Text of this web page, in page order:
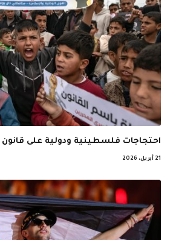
احتجاجات فلسطينية ودولية على قانون
21 أبريل، 2026